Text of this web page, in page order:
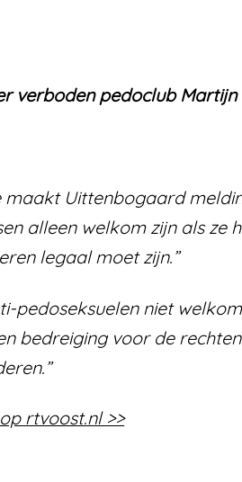
verboden pedoclub
maakt Uittenbogaard
alleen welkom zijn als ze
legaal moet zijn.”
pedoseksuelen niet
bedreiging voor de
rtvoost.nl >>